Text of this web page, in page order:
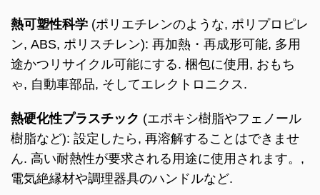
熱可塑性科学 (ポリエチレンのような, ポリプロピレ
ン, ABS, ポリスチレン): 再加熱・再成形可能, 多用
途かつリサイクル可能にする. 梱包に使用, おもち
ゃ, 自動車部品, そしてエレクトロニクス.
熱硬化性プラスチック (エポキシ樹脂やフェノール
樹脂など): 設定したら, 再溶解することはできませ
ん. 高い耐熱性が要求される用途に使用されます。,
電気絶縁材や調理器具のハンドルなど.